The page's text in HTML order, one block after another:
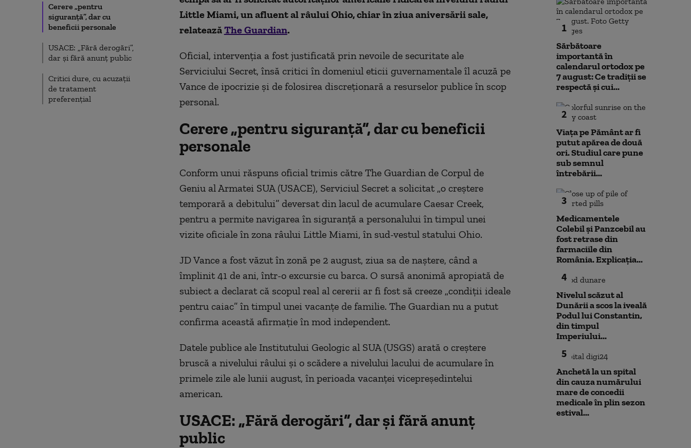
Cerere „pentru
siguranță”, dar cu
beneficii personale
USACE: „Fără derogări”,
dar și fără anunț public
Critici dure, cu acuzații
de tratament
preferențial
Little Miami, un afluent al râului Ohio, chiar în ziua aniversării sale,
relateazăThe Guardian.
Oficial, intervenția a fost justificată prin nevoile de securitate ale
Serviciului Secret, însă critici în domeniul eticii guvernamentale îl acuză pe
Vance de ipocrizie și de folosirea discreționară a resurselor publice în scop
personal.
Cerere „pentru siguranță”, dar cu beneficii
personale
Conform unui răspuns oficial trimis către The Guardian de Corpul de
Geniu al Armatei SUA (USACE), Serviciul Secret a solicitat „o creștere
temporară a debitului” deversat din lacul de acumulare Caesar Creek,
pentru a permite navigarea în siguranță a personalului în timpul unei
vizite oficiale în zona râului Little Miami, în sud-vestul statului Ohio.
JD Vance a fost văzut în zonă pe 2 august, ziua sa de naștere, când a
împlinit 41 de ani, într-o excursie cu barca. O sursă anonimă apropiată de
subiect a declarat că scopul real al cererii ar fi fost să creeze „condiții ideale
pentru caiac” în timpul unei vacanțe de familie. The Guardian nu a putut
confirma această afirmație în mod independent.
Datele publice ale Institutului Geologic al SUA (USGS) arată o creștere
bruscă a nivelului râului și o scădere a nivelului lacului de acumulare în
primele zile ale lunii august, în perioada vacanței vicepreședintelui
american.
USACE: „Fără derogări”, dar și fără anunț
public
1
Sărbătoare
importantă în
calendarul ortodox pe
7 august: Ce tradiții se
respectă și cui...
2
Viața pe Pământ ar fi
putut apărea de două
ori. Studiul care pune
sub semnul
întrebării...
3
Medicamentele
Colebil și Panzcebil au
fost retrase din
farmaciile din
România. Explicația...
4
Nivelul scăzut al
Dunării a scos la iveală
Podul lui Constantin,
din timpul
Imperiului...
5
Anchetă la un spital
din cauza numărului
mare de concedii
medicale în plin sezon
estival...